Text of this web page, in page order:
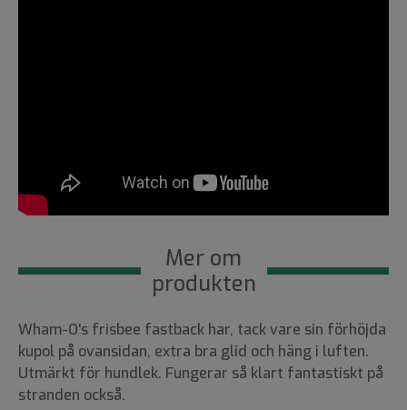
Mer om
produkten
Wham-O's frisbee fastback har, tack vare sin förhöjda
kupol på ovansidan, extra bra glid och häng i luften.
Utmärkt för hundlek. Fungerar så klart fantastiskt på
stranden också.